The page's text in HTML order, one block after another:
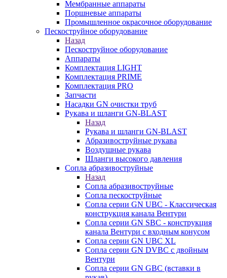
Мембранные аппараты
Поршневые аппараты
Промышленное окрасочное оборудование
Пескоструйное оборудование
Назад
Пескоструйное оборудование
Аппараты
Комплектация LIGHT
Комплектация PRIME
Комплектация PRO
Запчасти
Насадки GN очистки труб
Рукава и шланги GN-BLAST
Назад
Рукава и шланги GN-BLAST
Абразивоструйные рукава
Воздушные рукава
Шланги высокого давления
Сопла абразивоструйные
Назад
Сопла абразивоструйные
Сопла пескоструйные
Сопла серии GN UBC - Классическая
конструкция канала Вентури
Сопла серии GN SBC - конструкция
канала Вентури c входным конусом
Сопла серии GN UBC XL
Сопла серии GN DVBC с двойным
Вентури
Сопла серии GN GBC (вставки в